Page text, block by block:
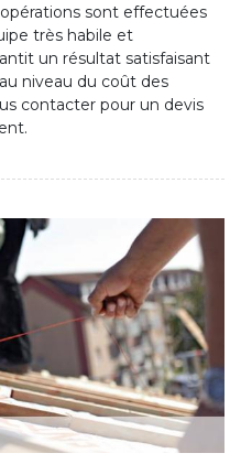
sont effectuées
très habile et
un résultat satisfaisant
niveau du coût des
contacter pour un devis